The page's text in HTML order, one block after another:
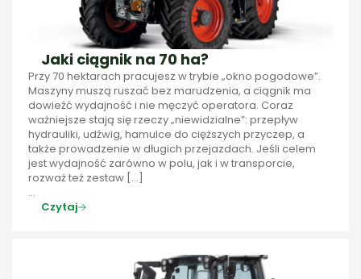
Jaki ciągnik na 70 ha?
Przy 70 hektarach pracujesz w trybie „okno pogodowe”.
Maszyny muszą ruszać bez marudzenia, a ciągnik ma
dowieźć wydajność i nie męczyć operatora. Coraz
ważniejsze stają się rzeczy „niewidzialne”: przepływ
hydrauliki, udźwig, hamulce do cięższych przyczep, a
także prowadzenie w długich przejazdach. Jeśli celem
jest wydajność zarówno w polu, jak i w transporcie,
rozważ też zestaw […]
...
Czytaj